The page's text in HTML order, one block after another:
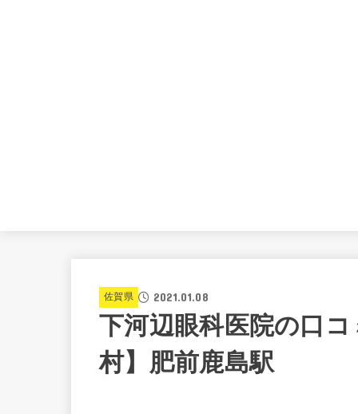
佐賀県 2021.01.08
下河辺眼科医院の口
村】肥前鹿島駅